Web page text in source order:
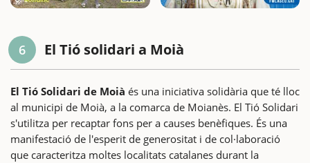
6 El Tió solidari a Moià
El Tió Solidari de Moià és una iniciativa solidària que té lloc
al municipi de Moià, a la comarca de Moianès. El Tió Solidari
s'utilitza per recaptar fons per a causes benèfiques. És una
manifestació de l'esperit de generositat i de col·laboració
que caracteritza moltes localitats catalanes durant la